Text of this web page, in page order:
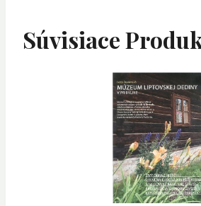
Súvisiace